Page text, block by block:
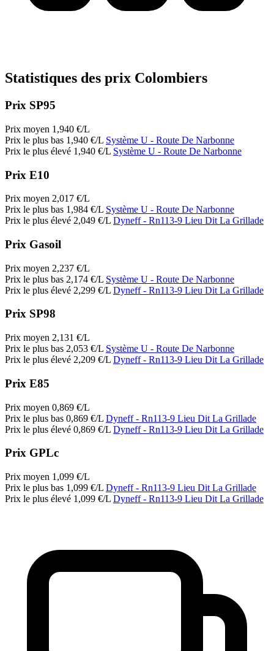
Statistiques des prix Colombiers
Prix SP95
Prix moyen 1,940 €/L
Prix le plus bas 1,940 €/L Système U - Route De Narbonne
Prix le plus élevé 1,940 €/L Système U - Route De Narbonne
Prix E10
Prix moyen 2,017 €/L
Prix le plus bas 1,984 €/L Système U - Route De Narbonne
Prix le plus élevé 2,049 €/L Dyneff- Rn113-9 Lieu Dit La Grillade
Prix Gasoil
Prix moyen 2,237 €/L
Prix le plus bas 2,174 €/L Système U - Route De Narbonne
Prix le plus élevé 2,299 €/L Dyneff- Rn113-9 Lieu Dit La Grillade
Prix SP98
Prix moyen 2,131 €/L
Prix le plus bas 2,053 €/L Système U - Route De Narbonne
Prix le plus élevé 2,209 €/L Dyneff- Rn113-9 Lieu Dit La Grillade
Prix E85
Prix moyen 0,869 €/L
Prix le plus bas 0,869 €/L Dyneff- Rn113-9 Lieu Dit La Grillade
Prix le plus élevé 0,869 €/L Dyneff- Rn113-9 Lieu Dit La Grillade
Prix GPLc
Prix moyen 1,099 €/L
Prix le plus bas 1,099 €/L Dyneff- Rn113-9 Lieu Dit La Grillade
Prix le plus élevé 1,099 €/L Dyneff- Rn113-9 Lieu Dit La Grillade